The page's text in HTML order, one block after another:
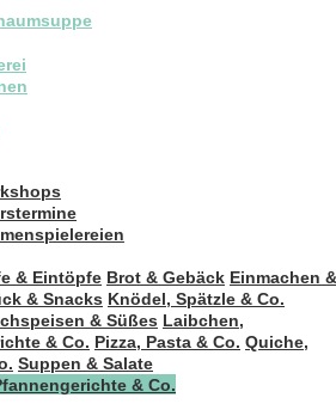
& Eintöpfe Brot & Gebäck Einmachen &
& Snacks Knödel, Spätzle & Co.
& Süßes Laibchen,
& Co. Pizza, Pasta & Co. Quiche,
Suppen & Salate
& Co.